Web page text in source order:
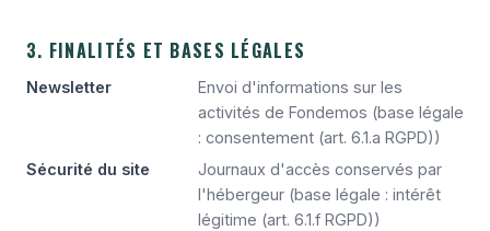
3. FINALITÉS ET BASES LÉGALES
Newsletter
Envoi d'informations sur les
activités de Fondemos (base légale
: consentement (art. 6.1.a RGPD))
Sécurité du site
Journaux d'accès conservés par
l'hébergeur (base légale : intérêt
légitime (art. 6.1.f RGPD))